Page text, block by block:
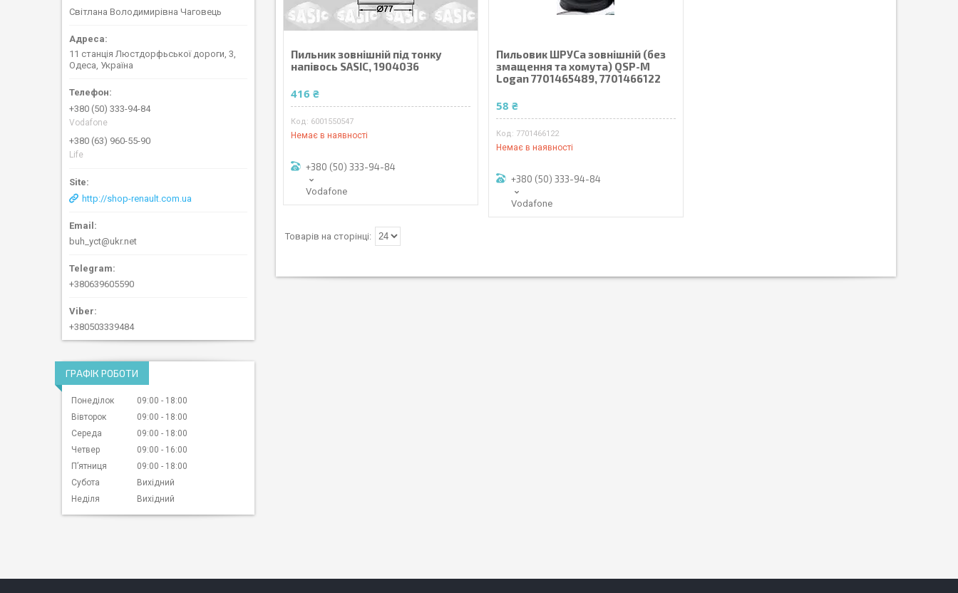
Пильник зовнішній під тонку
напівось SASIC, 1904036
416 ₴
6001550547
Немає в наявності
+380 (50) 333-94-84
Vodafone
Пильовик ШРУСа зовнішній (без
змащення та хомута) QSP-M
Logan 7701465489, 7701466122
58 ₴
7701466122
Немає в наявності
+380 (50) 333-94-84
Vodafone
Світлана Володимирівна Чаговець
11 станція Люстдорфьської дороги, 3,
Одеса, Україна
+380 (50) 333-94-84
Vodafone
+380 (63) 960-55-90
Life
http://shop-renault.com.ua
buh_yct@ukr.net
+380639605590
+380503339484
ГРАФІК РОБОТИ
Понеділок 09:00
18:00
Вівторок
09:00
18:00
Середа
09:00
18:00
Четвер
09:00
16:00
Пʼятниця
09:00
18:00
Субота
Вихідний
Неділя
Вихідний